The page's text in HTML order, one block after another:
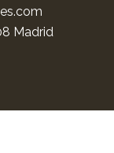
Madrid